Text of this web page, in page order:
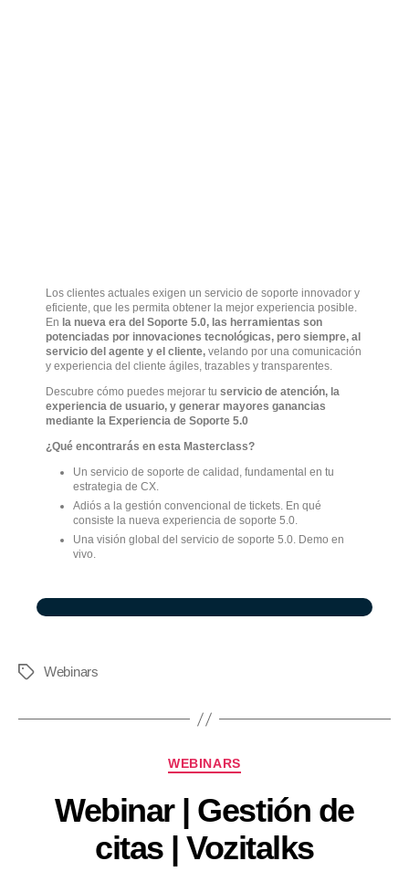
Los clientes actuales exigen un servicio de soporte innovador y
eficiente, que les permita obtener la mejor experiencia posible.
En la nueva era del Soporte 5.0, las herramientas son
potenciadas por innovaciones tecnológicas, pero siempre, al
servicio del agente y el cliente, velando por una comunicación
y experiencia del cliente ágiles, trazables y transparentes.
Descubre cómo puedes mejorar tu servicio de atención, la
experiencia de usuario, y generar mayores ganancias
mediante la Experiencia de Soporte 5.0
¿Qué encontrarás en esta Masterclass?
Un servicio de soporte de calidad, fundamental en tu
estrategia de CX.
Adiós a la gestión convencional de tickets. En qué
consiste la nueva experiencia de soporte 5.0.
Una visión global del servicio de soporte 5.0. Demo en
vivo.
Webinars
WEBINARS
Webinar | Gestión de
citas | Vozitalks